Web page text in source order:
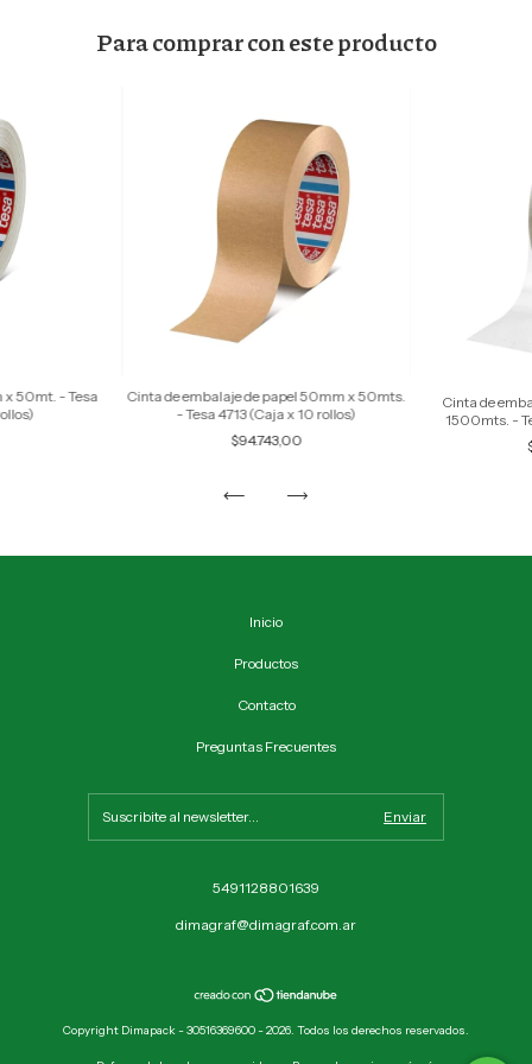
Para comprar con este producto
x 50mt. - Tesa
Cinta de embalaje de papel 50mm x 50mts.
- Tesa 4713 (Caja x 10 rollos)
$94.743,00
Cinta de
1500mts. -
Inicio
Productos
Contacto
Preguntas Frecuentes
5491128801639
dimagraf@dimagraf.com.ar
Copyright Dimapack - 30516369600 - 2026. Todos los derechos reservados.